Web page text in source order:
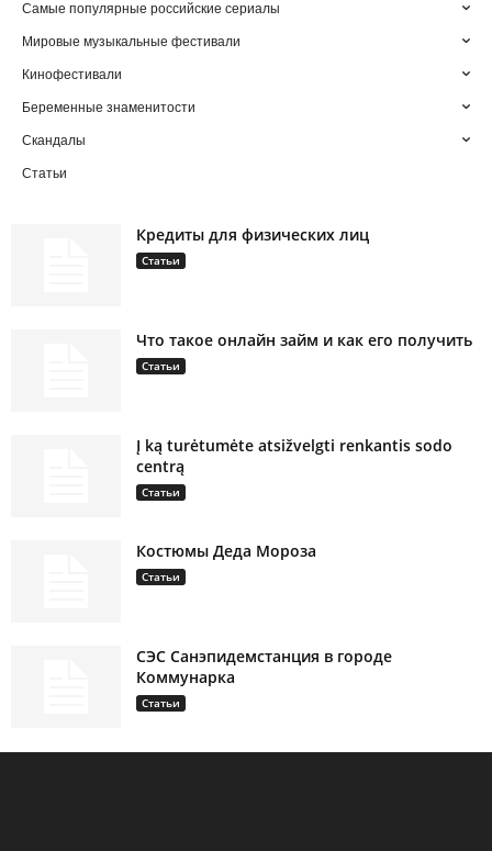
Самые популярные российские сериалы
Мировые музыкальные фестивали
Кинофестивали
Беременные знаменитости
Скандалы
Статьи
Кредиты для физических лиц
Статьи
Что такое онлайн займ и как его получить
Статьи
Į ką turėtumėte atsižvelgti renkantis sodo
centrą
Статьи
Костюмы Деда Мороза
Статьи
СЭС Санэпидемстанция в городе
Коммунарка
Статьи